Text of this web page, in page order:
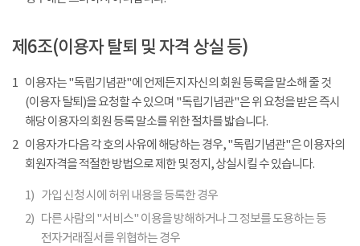
제6조(이용자 탈퇴 및 자격 상실 등)
1 이용자는 "독립기념관"에 언제든지 자신의 회원 등록을 말소해 줄 것
(이용자 탈퇴)을 요청할 수 있으며 "독립기념관"은 위 요청을 받은 즉시
해당 이용자의 회원 등록 말소를 위한 절차를 밟습니다.
2 이용자가 다음 각 호의 사유에 해당하는 경우, "독립기념관"은 이용자의
회원자격을 적절한 방법으로 제한 및 정지, 상실시킬 수 있습니다.
1) 가입 신청 시에 허위 내용을 등록한 경우
2) 다른 사람의 "서비스" 이용을 방해하거나 그 정보를 도용하는 등
전자거래질서를 위협하는 경우